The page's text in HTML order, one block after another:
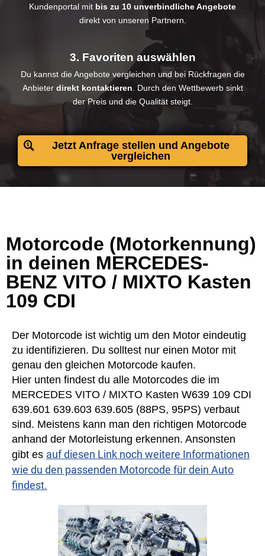
Kundenportal mit bis zu 10 unverbindliche Angebote
direkt von unseren Partnern.
3. Favoriten auswählen
Du kannst die Angebote vergleichen und bei Rückfragen die
Anbieter direkt kontaktieren . Durch den Wettbewerb sinkt
der Preis und die Qualität steigt.
Jetzt Anfrage stellen und Angebote
vergleichen
Motorcode (Motorkennung)
in deinen MERCEDES-
BENZ VITO / MIXTO Kasten
109 CDI
Der Motorcode ist wichtig um den Motor eindeutig
zu identifizieren. Du solltest nur einen Motor mit
genau den gleichen Motorcode kaufen.
Hier unten findest du alle Motorcodes die im
MERCEDES VITO / MIXTO Kasten W639 109 CDI
639.601 639.603 639.605 (88PS, 95PS) verbaut
sind. Meistens kann man den richtigen Motorcode
anhand der Motorleistung erkennen. Ansonsten
gibt es auf diesen Link noch weitere Informationen
wie du den passenden Motorcode für dein Auto
findest.